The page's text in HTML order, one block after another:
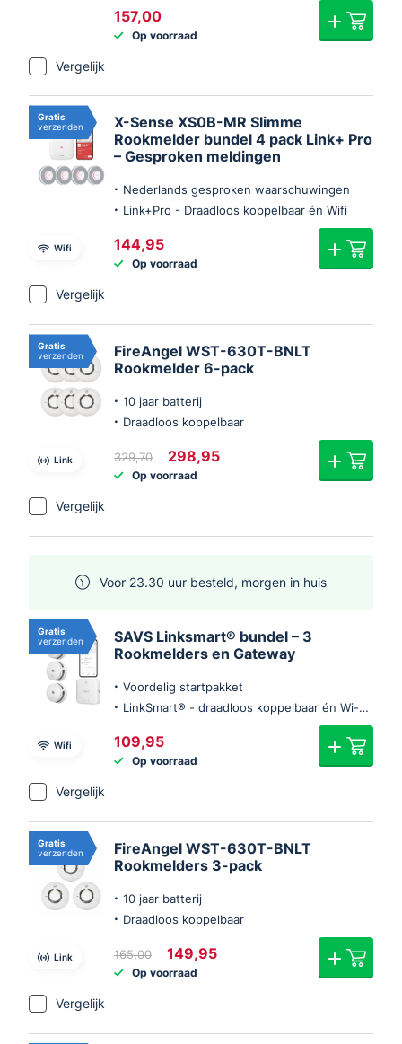
157,00
Op voorraad
Vergelijk
Wifi
Gratis
verzenden
X-Sense XS0B-MR Slimme
Rookmelder bundel 4 pack Link+ Pro
– Gesproken meldingen
Nederlands gesproken waarschuwingen
Link+Pro - Draadloos koppelbaar én Wifi
144,95
Op voorraad
Vergelijk
Link
Gratis
verzenden
FireAngel WST-630T-BNLT
Rookmelder 6-pack
10 jaar batterij
Draadloos koppelbaar
329,70
Oorspronkelijke
prijs
was:
298,95
Op voorraad
Vergelijk
Voor 23.30 uur besteld, morgen in huis
Wifi
Gratis
verzenden
SAVS Linksmart® bundel – 3
Rookmelders en Gateway
Voordelig startpakket
LinkSmart® - draadloos koppelbaar én Wi-Fi (optie)
109,95
Op voorraad
Vergelijk
Link
Gratis
verzenden
FireAngel WST-630T-BNLT
Rookmelders 3-pack
10 jaar batterij
Draadloos koppelbaar
165,00
Oorspronkelijke
prijs
was:
149,95
Op voorraad
Vergelijk